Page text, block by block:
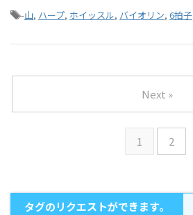
-山, ハープ, ホイッスル, バイオリン, 6拍子
1 2
Next »
タグのリクエストができます。